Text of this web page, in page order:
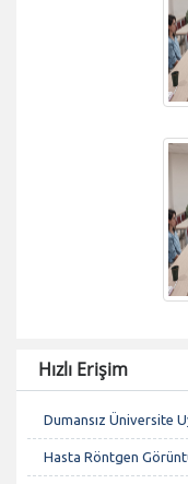
Hızlı Erişim
Dumansız Üniversite
Hasta Röntgen